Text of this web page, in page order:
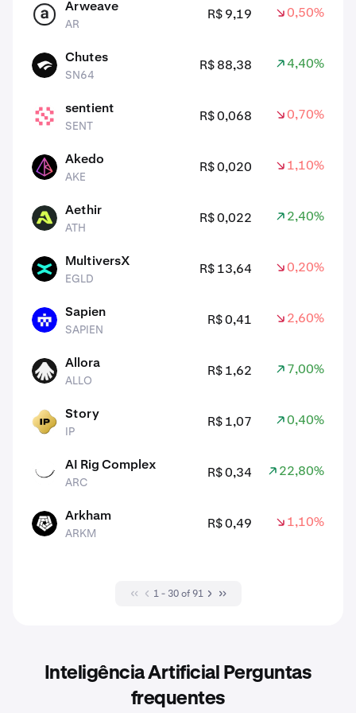
AR Arweave
AR
R$ 9,19 0,50%
SN64 Chutes
SN64
R$ 88,38 4,40%
SENT sentient
SENT
R$ 0,068 0,70%
AKE Akedo
AKE
R$ 0,020 1,10%
ATH Aethir
ATH
R$ 0,022 2,40%
EGLD MultiversX
EGLD
R$ 13,64 0,20%
SAPIEN Sapien
SAPIEN
R$ 0,41 2,60%
ALLO Allora
ALLO
R$ 1,62 7,00%
IP Story
IP
R$ 1,07 0,40%
AI Rig Complex
ARC
R$ 0,34 22,80%
ARKM Arkham
ARKM
R$ 0,49 1,10%
1 - 30 of 91
Inteligência Artificial Perguntas
frequentes